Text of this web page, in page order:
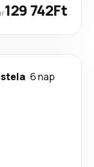
129 742Ft
6 nap